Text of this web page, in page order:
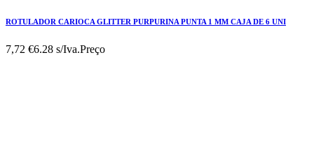
ROTULADOR CARIOCA GLITTER PURPURINA PUNTA 1 MM CAJA DE 6 UNI
7,72 €6.28 s/Iva.Preço